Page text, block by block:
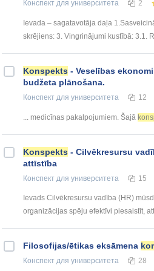
Конспект для университета 2
Ievada – sagatavotāja daļa
skrējiens: 3. Vingrinājumi kustībā: 3.1.
Konspekts - Veselības
budžeta plānošana.
Конспект для университета 12
... medicīnas pakalpojumiem. Šajā
Konspekts - Cilvēkresursu
attīstība
Конспект для университета 15
Ievads Cilvēkresursu vadība (HR)
organizācijas spēju efektīvi piesaistīt,
Filosofijas/ētikas eksāmena
Конспект для университета 28